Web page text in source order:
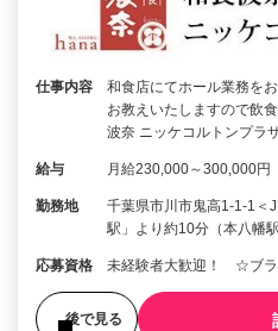
仕事内容
和食店にてホール業務を
お教えいたしますので飲
波奈 ニッケコルトンプラ
給与 月給230,000～300,000円
勤務地
千葉県市川市鬼高1-1-1＜
駅」より約10分（本八幡
応募資格 未経験者大歓迎！ ☆ブラ
後で見る